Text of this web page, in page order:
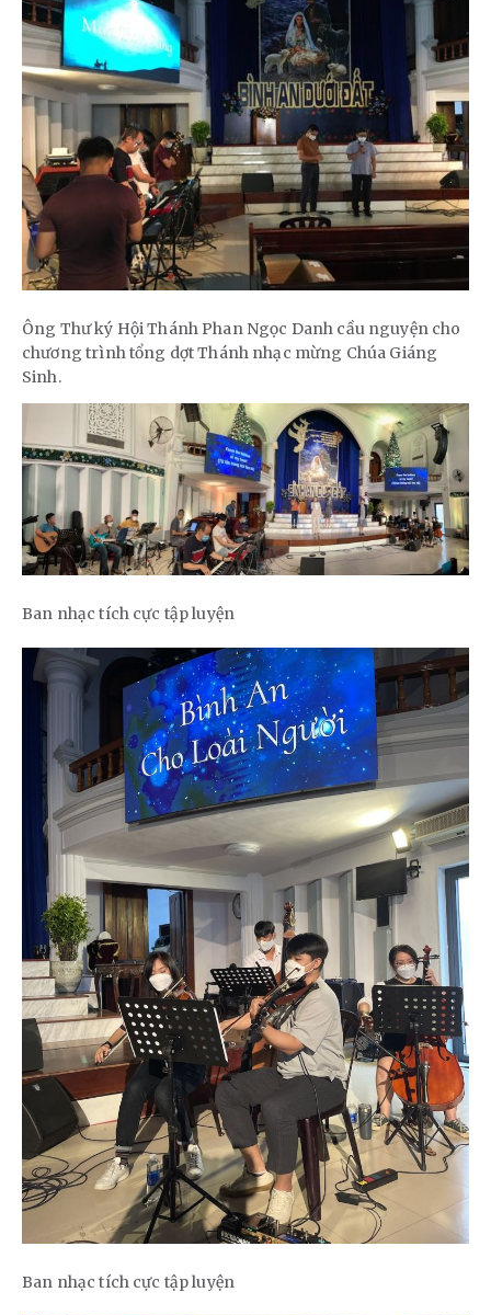
Ông Thư ký Hội Thánh Phan Ngọc Danh cầu nguyện cho
chương trình tổng dợt Thánh nhạc mừng Chúa Giáng
Sinh.
Ban nhạc tích cực tập luyện
Ban nhạc tích cực tập luyện